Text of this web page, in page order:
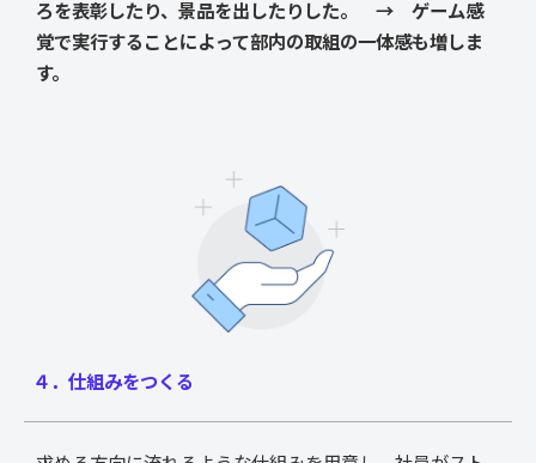
ろを表彰したり、景品を出したりした。 → ゲーム感
覚で実行することによって部内の取組の一体感も増しま
す。
４．仕組みをつくる